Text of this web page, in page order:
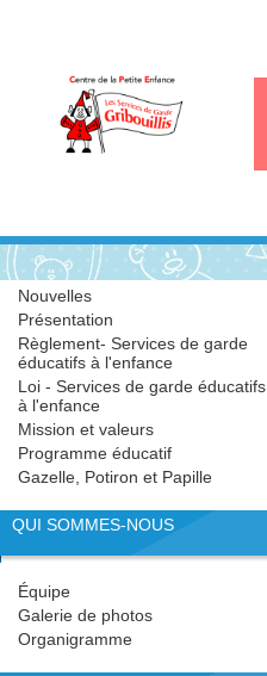
Nouvelles
Présentation
Règlement- Services de garde
éducatifs à l'enfance
Loi - Services de garde éducatifs
à l'enfance
Mission et valeurs
Programme éducatif
Gazelle, Potiron et Papille
QUI SOMMES-NOUS
Équipe
Galerie de photos
Organigramme